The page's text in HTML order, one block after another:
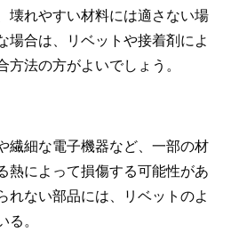
壊れやすい材料には適さない場
場合は、リベットや接着剤によ
方法の方がよいでしょう。
繊細な電子機器など、一部の材
熱によって損傷する可能性があ
れない部品には、リベットのよ
る。